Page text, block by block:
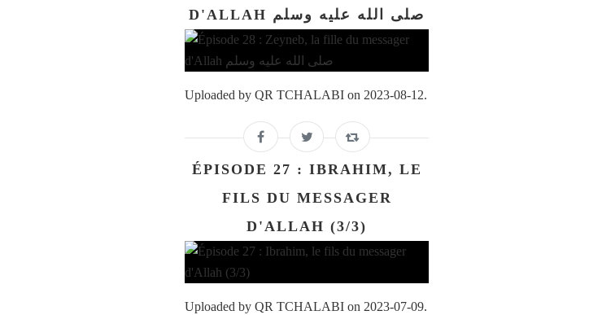
D'ALLAH صلى الله عليه وسلم
Uploaded by QR TCHALABI on 2023-08-12.
ÉPISODE 27 : IBRAHIM, LE
FILS DU MESSAGER
D'ALLAH (3/3)
Uploaded by QR TCHALABI on 2023-07-09.